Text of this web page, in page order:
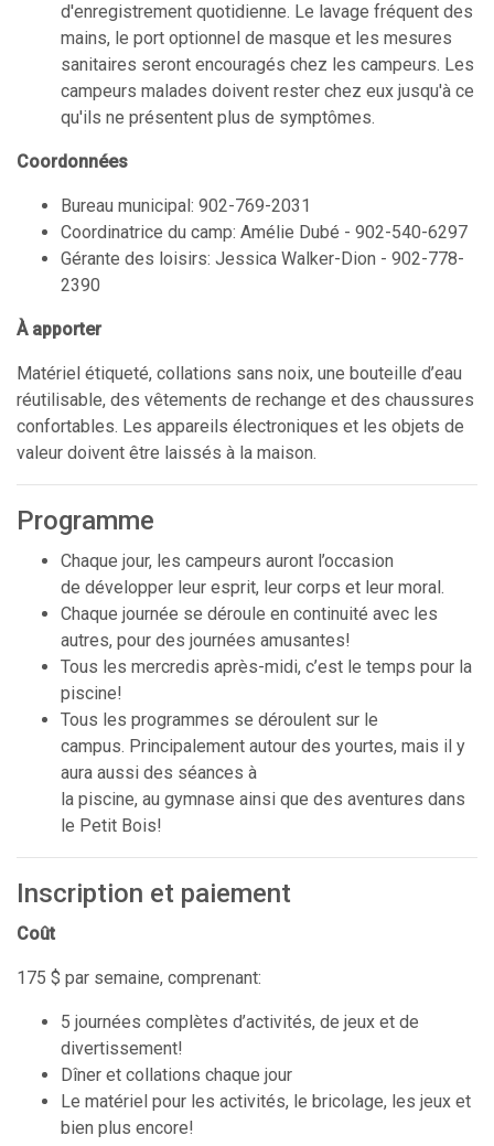
d'enregistrement quotidienne. Le lavage fréquent des
mains, le port optionnel de masque et les mesures
sanitaires seront encouragés chez les campeurs. Les
campeurs malades doivent rester chez eux jusqu'à ce
qu'ils ne présentent plus de symptômes.
Coordonnées
Bureau municipal: 902-769-2031
Coordinatrice du camp: Amélie Dubé - 902-540-6297
Gérante des loisirs: Jessica Walker-Dion - 902-778-
2390
À apporter
Matériel étiqueté, collations sans noix, une bouteille d’eau
réutilisable, des vêtements de rechange et des chaussures
confortables. Les appareils électroniques et les objets de
valeur doivent être laissés à la maison.
Programme
Chaque jour, les campeurs auront l’occasion
de développer leur esprit, leur corps et leur moral.
Chaque journée se déroule en continuité avec les
autres, pour des journées amusantes!
Tous les mercredis après-midi, c’est le temps pour la
piscine!
Tous les programmes se déroulent sur le
campus. Principalement autour des yourtes, mais il y
aura aussi des séances à
la piscine, au gymnase ainsi que des aventures dans
le Petit Bois!
Inscription et paiement
Coût
175 $ par semaine, comprenant:
5 journées complètes d’activités, de jeux et de
divertissement!
Dîner et collations chaque jour
Le matériel pour les activités, le bricolage, les jeux et
bien plus encore!